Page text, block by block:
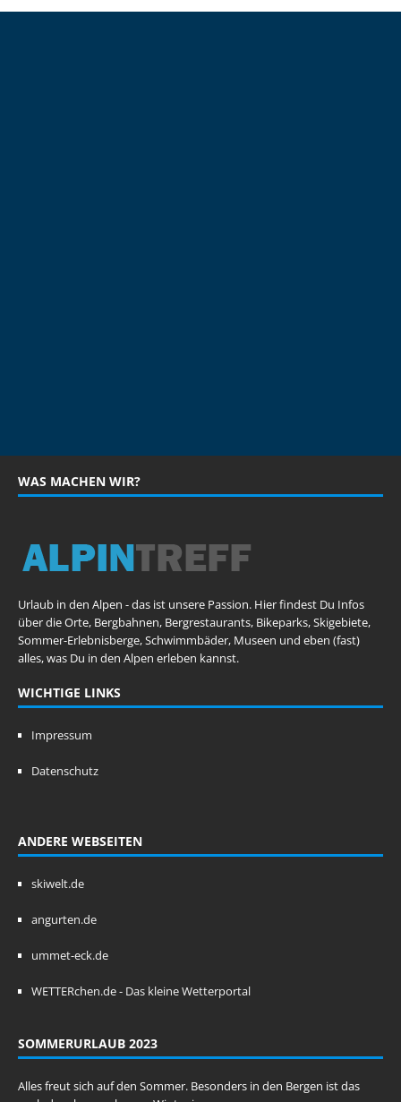
WAS MACHEN WIR?
Urlaub in den Alpen - das ist unsere Passion. Hier findest Du Infos
über die Orte, Bergbahnen, Bergrestaurants, Bikeparks, Skigebiete,
Sommer-Erlebnisberge, Schwimmbäder, Museen und eben (fast)
alles, was Du in den Alpen erleben kannst.
WICHTIGE LINKS
Impressum
Datenschutz
ANDERE WEBSEITEN
skiwelt.de
angurten.de
ummet-eck.de
WETTERchen.de - Das kleine Wetterportal
SOMMERURLAUB 2023
Alles freut sich auf den Sommer. Besonders in den Bergen ist das